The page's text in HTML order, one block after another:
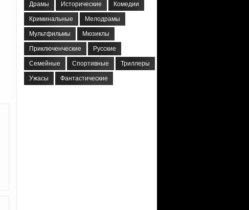
Драмы Исторические Комедии
Криминальные Мелодрамы
Мультфильмы Мюзиклы
Приключенческие Русские
Семейные Спортивные Триллеры
Ужасы Фантастические